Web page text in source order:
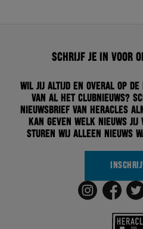
Schrijf je in voor
Wil jij altijd en overal op de
van al het clubnieuws?
nieuwsbrief van Heracles
kan geven welk nieuws jij
sturen wij alleen nieuws